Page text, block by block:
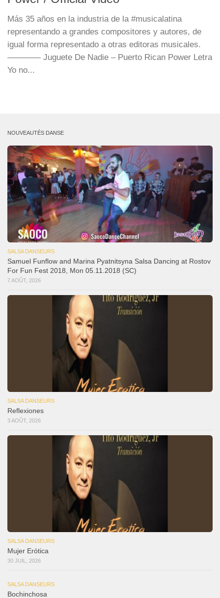
Más 35 años en la industria de la #musicalatina
representando a grandes compositores y autores, de
igual forma representado a otras editoras musicales.
———— Juguete De Nadie – Puerto Rican Power Letra
Yo no...
NOUVEAUTÉS DANSE
SALSA DANSEURS
Samuel Funflow and Marina Pyatnitsyna Salsa Dancing at Rostov
For Fun Fest 2018, Mon 05.11.2018 (SC)
7 AOÛT, 2026
SALSA DANSEURS
Reflexiones
3 AOÛT, 2026
SALSA DANSEURS
Mujer Erótica
30 JUIL, 2026
SALSA DANSEURS
Bochinchosa